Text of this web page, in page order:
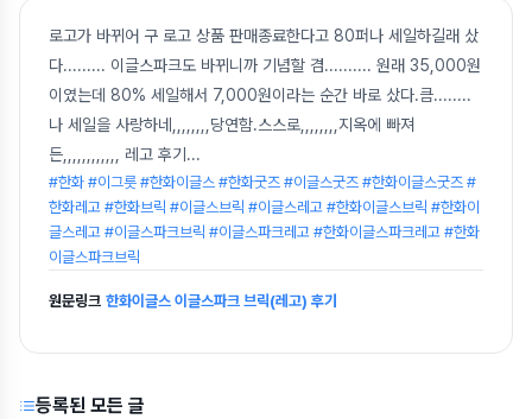
로고가 바뀌어 구 로고 상품 판매종료한다고 80퍼나 세일하길래 샀
다......... 이글스파크도 바뀌니까 기념할 겸.......... 원래 35,000원
이였는데 80% 세일해서 7,000원이라는 순간 바로 샀다.큼........
나 세일을 사랑하네,,,,,,,,당연함.스스로,,,,,,,,지옥에 빠져
든,,,,,,,,,,,, 레고 후기 ...
#한화 #이그릇 #한화이글스 #한화굿즈 #이글스굿즈 #한화이글스굿즈 #
한화레고 #한화브릭 #이글스브릭 #이글스레고 #한화이글스브릭 #한화이
글스레고 #이글스파크브릭 #이글스파크레고 #한화이글스파크레고 #한화
이글스파크브릭
원문링크 한화이글스 이글스파크 브릭(레고) 후기
등록된 모든 글